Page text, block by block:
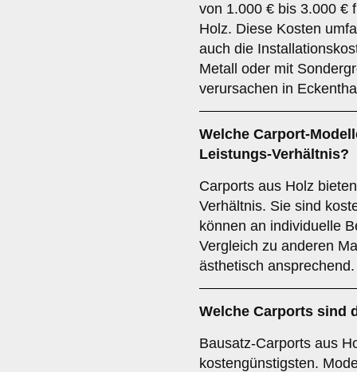
von 1.000 € bis 3.000 €
Holz. Diese Kosten
auch die
Metall oder mit
verursachen in
Welche Carport-
Leistungs-Verhältnis?
Carports aus Holz
Verhältnis. Sie sind
können an individuelle
Vergleich zu anderen
ästhetisch ansprechend.
Welche Carports sind
Bausatz-Carports aus
kostengünstigsten.